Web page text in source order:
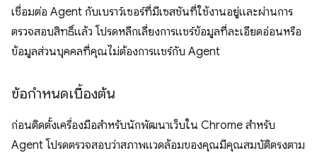
เชื่อมต่อ Agent กับเบราว์เซอร์ที่มีเซสชันที่ใช้งานอยู่และผ่านการ
ตรวจสอบสิทธิ์แล้ว โปรดหลีกเลี่ยงการแชร์ข้อมูลที่ละเอียดอ่อนหรือ
ข้อมูลส่วนบุคคลที่คุณไม่ต้องการแชร์กับ Agent
ข้อกำหนดเบื้องต้น
ก่อนติดตั้งเครื่องมือสำหรับนักพัฒนาเว็บใน Chrome สำหรับ
Agent โปรดตรวจสอบว่าสภาพแวดล้อมของคุณมีคุณสมบัติตรงตาม